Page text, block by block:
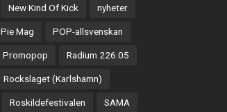
New Kind Of Kick nyheter
Pie Mag POP-allsvenskan
Promopop Radium 226.05
Rockslaget (Karlshamn)
Roskildefestivalen SAMA